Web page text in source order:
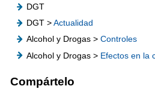
DGT
DGT >Actualidad
Alcohol y Drogas >Controles
Alcohol y Drogas > Efectos en la
Compártelo